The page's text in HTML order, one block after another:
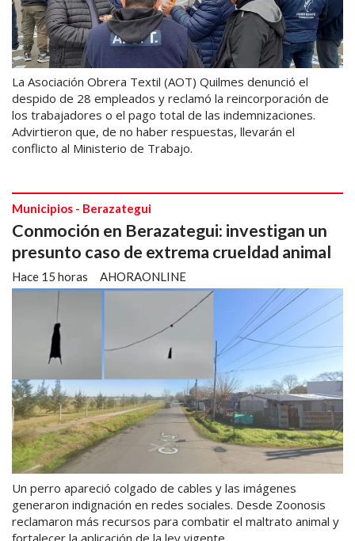
La Asociación Obrera Textil (AOT) Quilmes denunció el
despido de 28 empleados y reclamó la reincorporación de
los trabajadores o el pago total de las indemnizaciones.
Advirtieron que, de no haber respuestas, llevarán el
conflicto al Ministerio de Trabajo.
Conmoción en Berazategui: investigan un
presunto caso de extrema crueldad animal
AHORAONLINE
Municipios - Berazategui
Hace 15 horas
Un perro apareció colgado de cables y las imágenes
generaron indignación en redes sociales. Desde Zoonosis
reclamaron más recursos para combatir el maltrato animal y
fortalecer la aplicación de la ley vigente.